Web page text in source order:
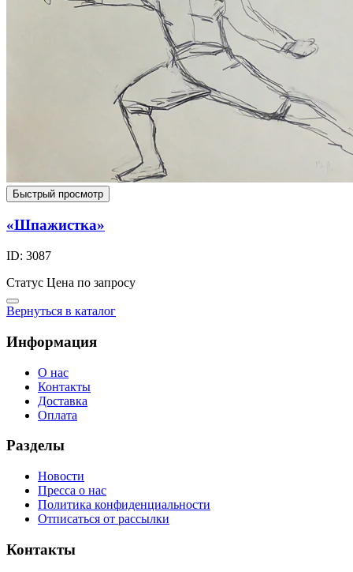
Быстрый просмотр
«Шпажистка»
ID: 3087
Статус Цена по запросу
Вернуться в каталог
Информация
О нас
Контакты
Доставка
Оплата
Разделы
Новости
Пресса о нас
Политика конфиденциальности
Отписаться от рассылки
Контакты